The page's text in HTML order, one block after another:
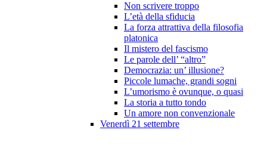
Non scrivere troppo
L’età della sfiducia
La forza attrattiva della filosofia
platonica
Il mistero del fascismo
Le parole dell’ “altro”
Democrazia: un’ illusione?
Piccole lumache, grandi sogni
L’umorismo è ovunque, o quasi
La storia a tutto tondo
Un amore non convenzionale
Venerdì 21 settembre